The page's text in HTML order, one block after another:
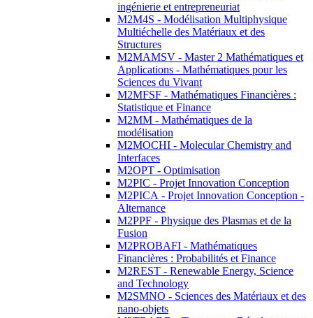
ingénierie et entrepreneuriat
M2M4S - Modélisation Multiphysique
Multiéchelle des Matériaux et des
Structures
M2MAMSV - Master 2 Mathématiques et
Applications - Mathématiques pour les
Sciences du Vivant
M2MFSF - Mathématiques Financières :
Statistique et Finance
M2MM - Mathématiques de la
modélisation
M2MOCHI - Molecular Chemistry and
Interfaces
M2OPT - Optimisation
M2PIC - Projet Innovation Conception
M2PICA - Projet Innovation Conception -
Alternance
M2PPF - Physique des Plasmas et de la
Fusion
M2PROBAFI - Mathématiques
Financières : Probabilités et Finance
M2REST - Renewable Energy, Science
and Technology
M2SMNO - Sciences des Matériaux et des
nano-objets